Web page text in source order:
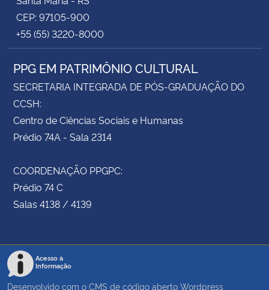
CEP: 97105-900
+55 (55) 3220-8000
PPG EM PATRIMÔNIO CULTURAL
SECRETARIA INTEGRADA DE PÓS-GRADUAÇÃO DO
CCSH:
Centro de Ciências Sociais e Humanas
Prédio 74A - Sala 2314
COORDENAÇÃO PPGPC:
Prédio 74 C
Salas 4138 / 4139
Acesso à
Informação
Desenvolvido com o CMS de código aberto Wordpress